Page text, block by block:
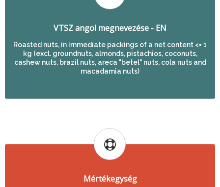
VTSZ angol megnevezése - EN
Roasted nuts, in immediate packings of a net content <= 1
kg (excl. groundnuts, almonds, pistachios, coconuts,
cashew nuts, brazil nuts, areca "betel" nuts, cola nuts and
macadamia nuts)
Mértékegység